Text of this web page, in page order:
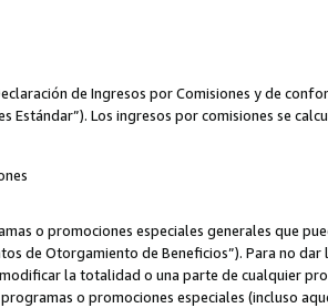
de Ingresos por Comisiones y de
Estándar”). Los ingresos por comisiones se
o promociones especiales generales que
de Otorgamiento de Beneficios”). Para no
la totalidad o una parte de cualquier
o promociones especiales (incluso